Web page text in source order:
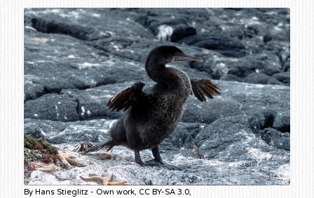
By Hans Stieglitz - Own work, CC BY-SA 3.0,